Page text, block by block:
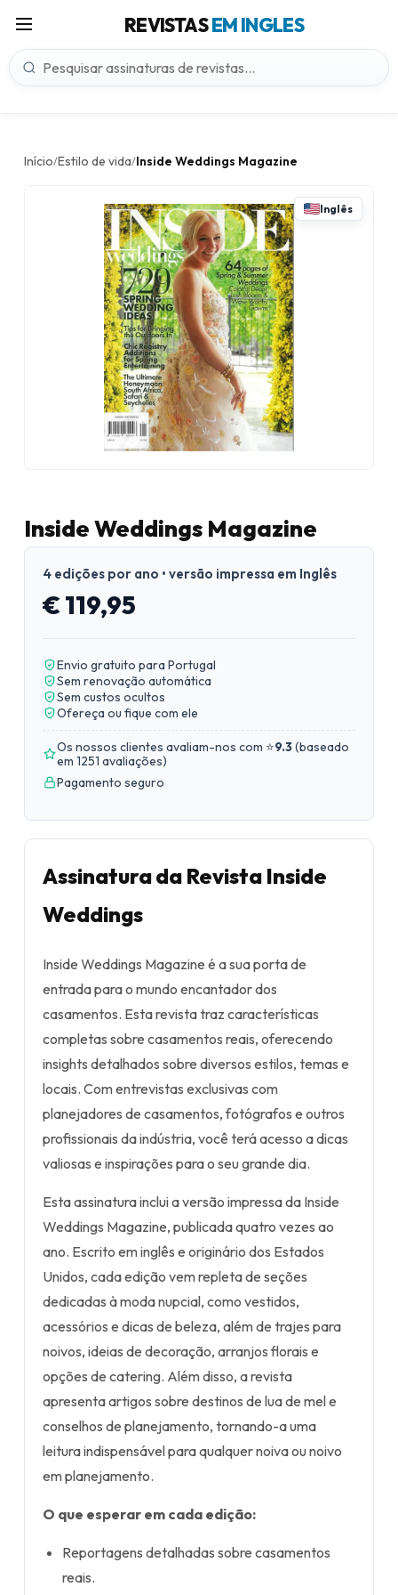
REVISTASEM INGLES
Início/Estilo de vida/Inside Weddings Magazine
Inglês
Inside Weddings Magazine
4 edições por ano • versão impressa em Inglês
€ 119,95
Envio gratuito para Portugal
Sem renovação automática
Sem custos ocultos
Ofereça ou fique com ele
Os nossos clientes avaliam-nos com ⭐9.3(baseado
em 1251 avaliações)
Pagamento seguro
Assinatura da Revista Inside
Weddings
Inside Weddings Magazine é a sua porta de
entrada para o mundo encantador dos
casamentos. Esta revista traz características
completas sobre casamentos reais, oferecendo
insights detalhados sobre diversos estilos, temas e
locais. Com entrevistas exclusivas com
planejadores de casamentos, fotógrafos e outros
profissionais da indústria, você terá acesso a dicas
valiosas e inspirações para o seu grande dia.
Esta assinatura inclui a versão impressa da Inside
Weddings Magazine, publicada quatro vezes ao
ano. Escrito em inglês e originário dos Estados
Unidos, cada edição vem repleta de seções
dedicadas à moda nupcial, como vestidos,
acessórios e dicas de beleza, além de trajes para
noivos, ideias de decoração, arranjos florais e
opções de catering. Além disso, a revista
apresenta artigos sobre destinos de lua de mel e
conselhos de planejamento, tornando-a uma
leitura indispensável para qualquer noiva ou noivo
em planejamento.
O que esperar em cada edição:
Reportagens detalhadas sobre casamentos
reais.